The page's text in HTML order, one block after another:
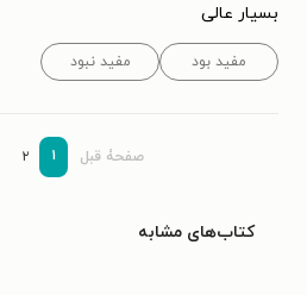
بسیار عالی
مفید بود مفید نبود
صفحۀ قبل ۱ ۲
کتاب‌های مشابه